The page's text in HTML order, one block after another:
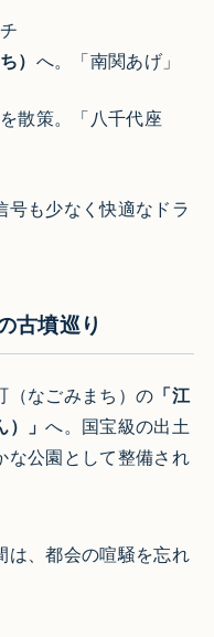
） へ。「南関あげ」
散策。「八千代座
号も少なく快適なドラ
古墳巡り
（なごみまち）の 「江
）」へ。国宝級の出土
な公園として整備され
は、都会の喧騒を忘れ